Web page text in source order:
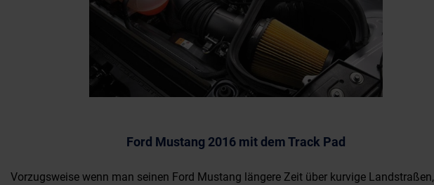
Ford Mustang 2016 mit dem Track Pad
Vorzugsweise wenn man seinen Ford Mustang längere Zeit über kurvige Landstraßen,